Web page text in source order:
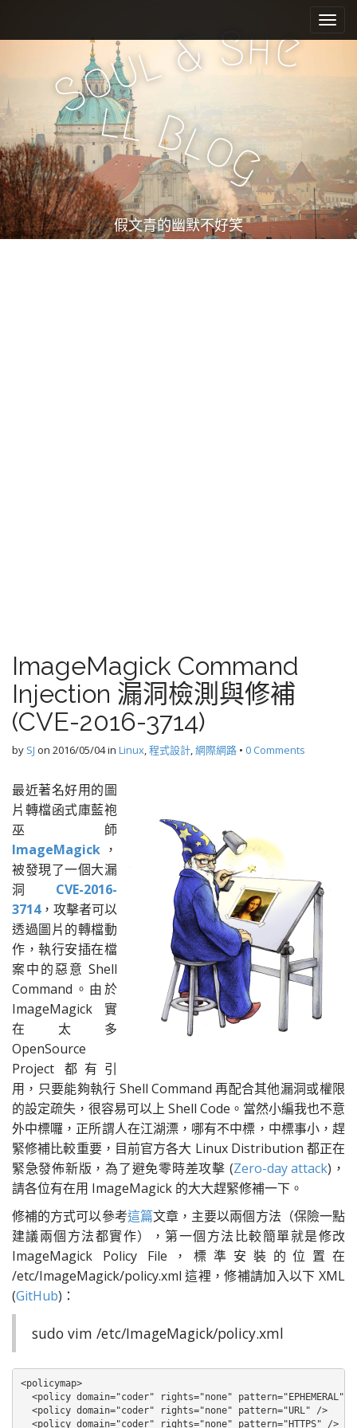
e
n
u
i
c
n
t
e
n
t
S
oul&She
ll Blog
假文青的幽默不好笑
ImageMagick Command
Injection 漏洞檢測與修補
(CVE-2016-3714)
by SJ on 2016/05/04in Linux,程式設計,網際網路 • 0 Comments
最近著名好用的圖
片轉檔函式庫藍袍
巫師
ImageMagick ，
被發現了一個大漏
洞
CVE-2016-
3714，攻擊者可以
透過圖片的轉檔動
作，執行安插在檔
案中的惡意 Shell
Command。由於
ImageMagick 實
在太多
OpenSource
Project 都有引
用，只要能夠執行 Shell Command 再配合其他漏洞或權限
的設定疏失，很容易可以上 Shell Code。當然小編我也不意
外中標囉，正所謂人在江湖漂，哪有不中標，中標事小，趕
緊修補比較重要，目前官方各大 Linux Distribution 都正在
緊急發佈新版，為了避免零時差攻擊 (Zero-day attack)，
請各位有在用 ImageMagick 的大大趕緊修補一下。
修補的方式可以參考這篇文章，主要以兩個方法（保險一點
建議兩個方法都實作），第一個方法比較簡單就是修改
ImageMagick Policy File，標準安裝的位置在
/etc/ImageMagick/policy.xml 這裡，修補請加入以下 XML
(GitHub)：
sudo vim /etc/ImageMagick/policy.xml
<policymap>
<policy domain="coder" rights="none" pattern="EPHEMERAL" /
  <policy domain="coder" rights="none" pattern="URL" />
  <policy domain="coder" rights="none" pattern="HTTPS" />